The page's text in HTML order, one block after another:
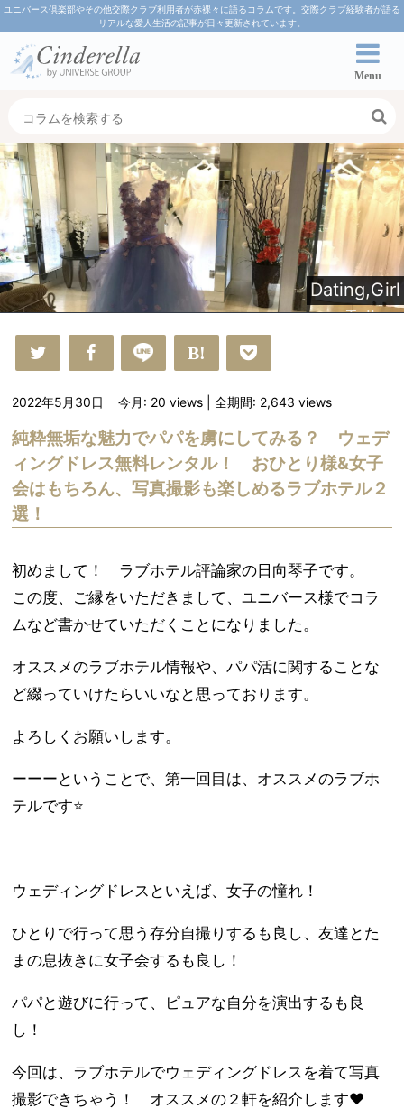
ユニバース倶楽部やその他交際クラブ利用者が赤裸々に語るコラムです。交際クラブ経験者が語る
リアルな愛人生活の記事が日々更新されています。
Menu
Dating,Girl
s Talk
2022年5月30日 今月: 20views | 全期間: 2,643views
純粋無垢な魅力でパパを虜にしてみる？ ウェデ
ィングドレス無料レンタル！ おひとり様&女子
会はもちろん、写真撮影も楽しめるラブホテル２
選！
初めまして！ ラブホテル評論家の日向琴子です。
この度、ご縁をいただきまして、ユニバース様でコラ
ムなど書かせていただくことになりました。
オススメのラブホテル情報や、パパ活に関することな
ど綴っていけたらいいなと思っております。
よろしくお願いします。
ーーーということで、第一回目は、オススメのラブホ
テルです⭐️
ウェディングドレスといえば、女子の憧れ！
ひとりで行って思う存分自撮りするも良し、友達とた
まの息抜きに女子会するも良し！
パパと遊びに行って、ピュアな自分を演出するも良
し！
今回は、ラブホテルでウェディングドレスを着て写真
撮影できちゃう！ オススメの２軒を紹介します❤️